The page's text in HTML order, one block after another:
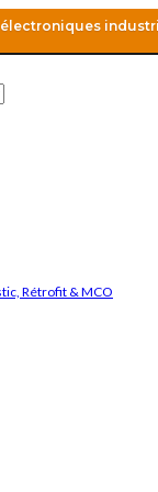
électroniques
Rétrofit & MCO